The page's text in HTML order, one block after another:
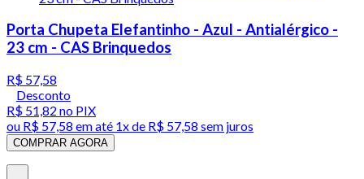
Porta Chupeta Elefantinho - Azul - Antialérgico -
23 cm - CAS Brinquedos
R$ 57,58
Desconto
R$ 51,82 no PIX
ou R$ 57,58 em até 1x de R$ 57,58 sem juros
COMPRAR AGORA